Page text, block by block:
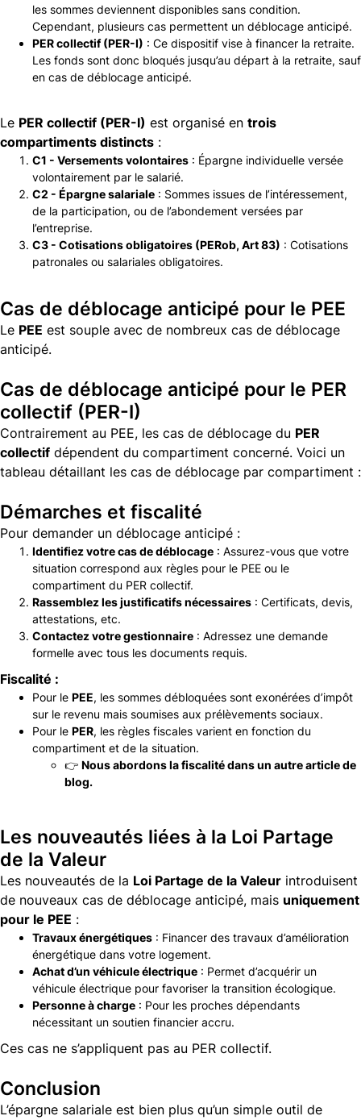
les sommes deviennent disponibles sans condition.
Cependant, plusieurs cas permettent un déblocage anticipé.
PER collectif (PER-I) : Ce dispositif vise à financer la retraite.
Les fonds sont donc bloqués jusqu’au départ à la retraite, sauf
en cas de déblocage anticipé.
Le PER collectif (PER-I) est organisé en trois
compartiments distincts :
C1 - Versements volontaires : Épargne individuelle versée
volontairement par le salarié.
C2 - Épargne salariale : Sommes issues de l’intéressement,
de la participation, ou de l’abondement versées par
l’entreprise.
C3 - Cotisations obligatoires (PERob, Art 83) : Cotisations
patronales ou salariales obligatoires.
Cas de déblocage anticipé pour le PEE
Le PEE est souple avec de nombreux cas de déblocage
anticipé.
Cas de déblocage anticipé pour le PER
collectif (PER-I)
Contrairement au PEE, les cas de déblocage du PER
collectif dépendent du compartiment concerné. Voici un
tableau détaillant les cas de déblocage par compartiment :
Démarches et fiscalité
Pour demander un déblocage anticipé :
Identifiez votre cas de déblocage : Assurez-vous que votre
situation correspond aux règles pour le PEE ou le
compartiment du PER collectif.
Rassemblez les justificatifs nécessaires : Certificats, devis,
attestations, etc.
Contactez votre gestionnaire : Adressez une demande
formelle avec tous les documents requis.
Fiscalité :
Pour le PEE, les sommes débloquées sont exonérées d’impôt
sur le revenu mais soumises aux prélèvements sociaux.
Pour le PER, les règles fiscales varient en fonction du
compartiment et de la situation.
👉 Nous abordons la fiscalité dans un autre article de
blog.
Les nouveautés liées à la Loi Partage
de la Valeur
Les nouveautés de la Loi Partage de la Valeur introduisent
de nouveaux cas de déblocage anticipé, mais uniquement
pour le PEE :
Travaux énergétiques : Financer des travaux d’amélioration
énergétique dans votre logement.
Achat d’un véhicule électrique : Permet d’acquérir un
véhicule électrique pour favoriser la transition écologique.
Personne à charge : Pour les proches dépendants
nécessitant un soutien financier accru.
Ces cas ne s’appliquent pas au PER collectif.
Conclusion
L’épargne salariale est bien plus qu’un simple outil de